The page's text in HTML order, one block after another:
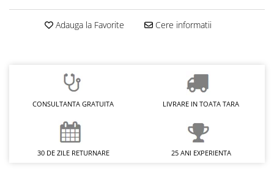
Adauga la Favorite Cere informatii
CONSULTANTA GRATUITA LIVRARE IN TOATA TARA
30 DE ZILE RETURNARE 25 ANI EXPERIENTA